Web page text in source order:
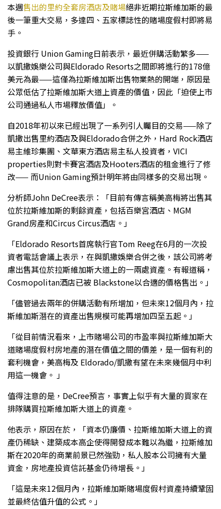
本週售出的里約全套房酒店及賭場絕非近期拉斯維加斯的最
後一筆重大交易，多達四、五家標誌性的賭場度假村即將易
手。
投資銀行 Union Gaming日前表示，最近併購活動繁多——
以凱撒娛樂公司與Eldorado Resorts之間即將進行的178億
美元為最——這僅為拉斯維加斯出售物業熱的開端，原因是
公眾低估了拉斯維加斯大道上資產的價值，因此「迫使上市
公司通過私人市場釋放價值」。
自2018年初以來已經出現了一系列引人矚目的交易——除了
凱撒出售里約酒店及與Eldorado合併之外，Hard Rock酒店
易主維珍集團、文華東方酒店易主私人投資者，VICI
properties則對卡賽宮酒店及Hooters酒店的租金進行了修
改—— 而Union Gaming預計明年將由同樣多的交易出現。
分析師John DeCree表示：「目前有傳言稱美高梅將出售其
位於拉斯維加斯的剩餘資產，包括百樂宮酒店、MGM
Grand房產和Circus Circus酒店。」
「Eldorado Resorts首席執行官Tom Reeg在6月的一次投
資者電話會議上表示，在與凱撒娛樂合併之後，該公司將考
慮出售其位於拉斯維加斯大道上的一兩處資產。有報道稱，
Cosmopolitan酒店已被 Blackstone以合適的價格售出。」
「儘管過去兩年的併購活動有所增加，但未來12個月內，拉
斯維加斯潛在的資產出售規模可能再增加四至五起。」
「從目前情況看來，上市賭場公司的市盈率與拉斯維加斯大
道賭場度假村房地產的潛在價值之間的價差，是一個有利的
套利機會，美高梅及 Eldorado/凱撒有望在未來幾個月中利
用這一機會。 」
值得注意的是，DeCree預言，事實上似乎有大量的買家在
排隊購買拉斯維加斯大道上的資產。
他表示，原因在於，「資本仍廉價、拉斯維加斯大道上的資
產仍稀缺、建築成本高企使得開發成本難以為繼，拉斯維加
斯在2020年的商業前景已然強勁，私人股本公司擁有大量
資金，房地產投資信託基金仍待增長。」
「這是未來12個月內，拉斯維加斯賭場度假村資產持續鞏固
並最終估值升值的公式。」